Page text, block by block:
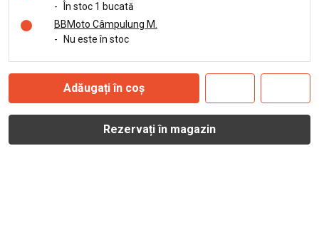
-
În stoc 1 bucată
BBMoto Câmpulung M.
-
Nu este în stoc
Adăugați în coș
Rezervați în magazin